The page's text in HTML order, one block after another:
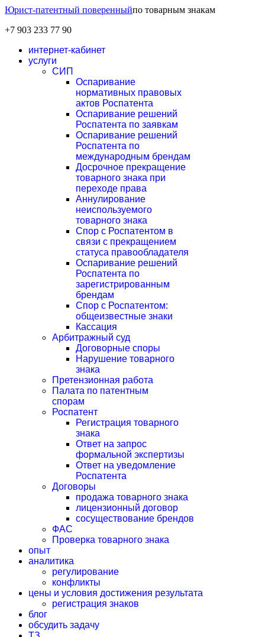
Юрист-патентный поверенныйпо товарным знакам
+7 903 233 77 90
интернет-кабинет
услуги
СИП
Оспаривание
нормативных правовых
актов Роспатента
Оспаривание решений
Роспатента по заявкам
Оспаривание решений
Роспатента по
международным брендам
Досрочное прекращение
товарного знака при
переходе права
Аннулирование
неиспользуемого
товарного знака
Спор с Роспатентом в
связи с прекращением
статуса правообладателя
Оспаривание решений
Роспатента по
зарегистрированным
брендам
Спор с Роспатентом:
общеизвестные знаки
Кассация
Арбитражный суд
Договорные споры
Нарушение товарного
знака
Претензионная работа
Палата по патентным
спорам
Роспатент
Регистрация товарного
знака
Ответ на запрос
формальной экспертизы
Ответ на уведомление
Роспатента
Договоры
продажа товарного знака
лицензионный договор
сосуществование брендов
ФАС
Проверка товарного знака
опыт
аналитика
регулирование
конфликты
цены и условия достижения результата
регистрация знаков
блог
обсудить задачу